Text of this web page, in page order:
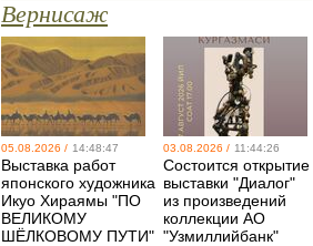
Вернисаж
05.08.2026 / 14:48:47
Выставка работ
японского художника
Икуо Хираямы "ПО
ВЕЛИКОМУ
ШЁЛКОВОМУ ПУТИ"
03.08.2026 / 11:44:26
Состоится открытие
выставки "Диалог"
из произведений
коллекции АО
"Узмиллийбанк"